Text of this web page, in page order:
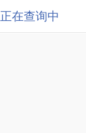
正在查询中